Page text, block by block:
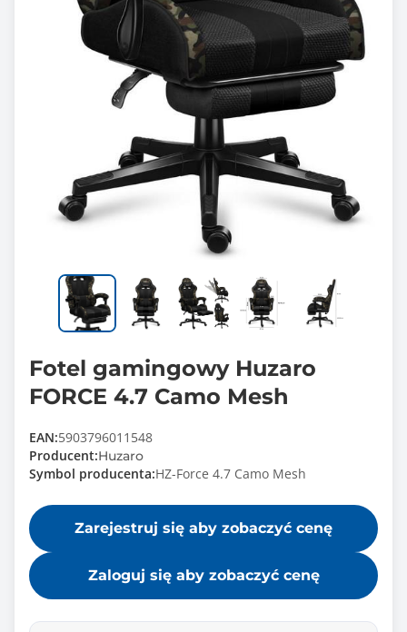
Fotel gamingowy Huzaro
FORCE 4.7 Camo Mesh
EAN:5903796011548
Producent:Huzaro
Symbol producenta:HZ-Force 4.7 Camo Mesh
Zarejestruj się aby zobaczyć cenę
Zaloguj się aby zobaczyć cenę